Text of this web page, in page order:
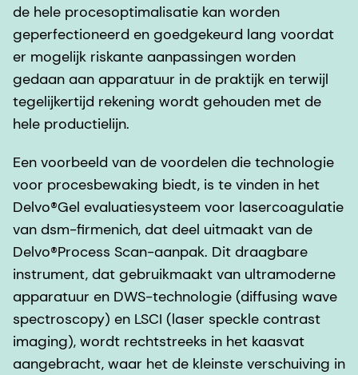
de hele procesoptimalisatie kan worden
geperfectioneerd en goedgekeurd lang voordat
er mogelijk riskante aanpassingen worden
gedaan aan apparatuur in de praktijk en terwijl
tegelijkertijd rekening wordt gehouden met de
hele productielijn.
Een voorbeeld van de voordelen die technologie
voor procesbewaking biedt, is te vinden in het
Delvo®Gel evaluatiesysteem voor lasercoagulatie
van dsm-firmenich, dat deel uitmaakt van de
Delvo®Process Scan-aanpak. Dit draagbare
instrument, dat gebruikmaakt van ultramoderne
apparatuur en DWS-technologie (diffusing wave
spectroscopy) en LSCI (laser speckle contrast
imaging), wordt rechtstreeks in het kaasvat
aangebracht, waar het de kleinste verschuiving in